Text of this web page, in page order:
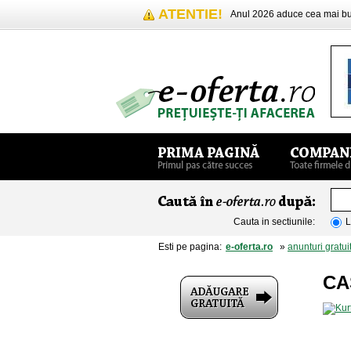
ATENTIE! Anul 2026 aduce cea mai
Cauta in sectiunile:
Esti pe pagina: e-oferta.ro » anunturi